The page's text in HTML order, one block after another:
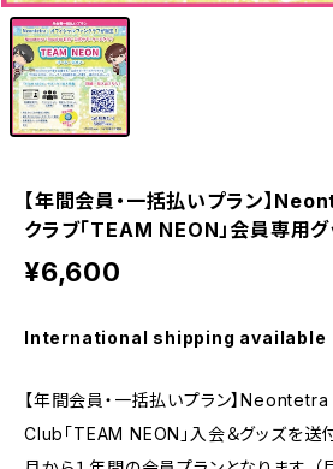
【年間会員・一括払いプラン】
クラブ「TEAM NEON」会員専用グ
¥6,600
International shipping available
【年間会員・一括払いプラン】
Club「TEAM NEON」入会＆グッズを送